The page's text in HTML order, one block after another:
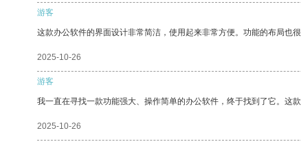
游客
这款办公软件的界面设计非常简洁，使用起来非常方便。功能的布局也很
2025-10-26
游客
我一直在寻找一款功能强大、操作简单的办公软件，终于找到了它。这
2025-10-26